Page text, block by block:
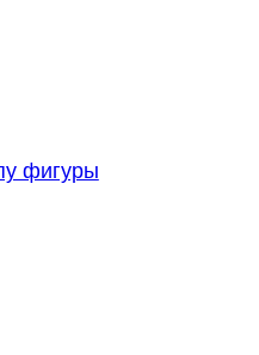
фигуры